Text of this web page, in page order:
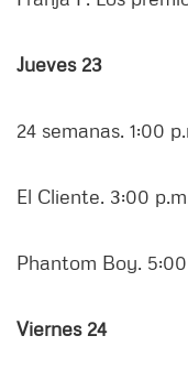
Jueves 23
24 semanas. 1:00
El Cliente. 3:00
Phantom Boy.
Viernes 24